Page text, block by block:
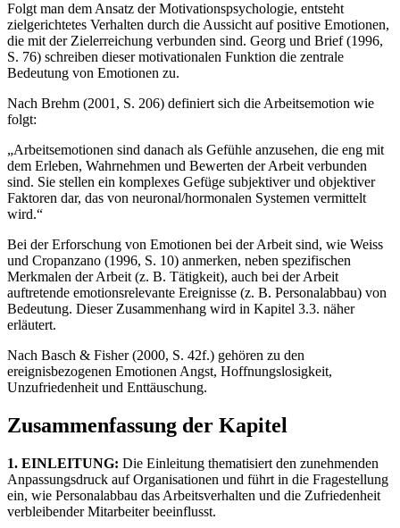
Folgt man dem Ansatz der Motivationspsychologie, entsteht
zielgerichtetes Verhalten durch die Aussicht auf positive Emotionen,
die mit der Zielerreichung verbunden sind. Georg und Brief (1996,
S. 76) schreiben dieser motivationalen Funktion die zentrale
Bedeutung von Emotionen zu.
Nach Brehm (2001, S. 206) definiert sich die Arbeitsemotion wie
folgt:
„Arbeitsemotionen sind danach als Gefühle anzusehen, die eng mit
dem Erleben, Wahrnehmen und Bewerten der Arbeit verbunden
sind. Sie stellen ein komplexes Gefüge subjektiver und objektiver
Faktoren dar, das von neuronal/hormonalen Systemen vermittelt
wird.“
Bei der Erforschung von Emotionen bei der Arbeit sind, wie Weiss
und Cropanzano (1996, S. 10) anmerken, neben spezifischen
Merkmalen der Arbeit (z. B. Tätigkeit), auch bei der Arbeit
auftretende emotionsrelevante Ereignisse (z. B. Personalabbau) von
Bedeutung. Dieser Zusammenhang wird in Kapitel 3.3. näher
erläutert.
Nach Basch & Fisher (2000, S. 42f.) gehören zu den
ereignisbezogenen Emotionen Angst, Hoffnungslosigkeit,
Unzufriedenheit und Enttäuschung.
Zusammenfassung der Kapitel
1. EINLEITUNG: Die Einleitung thematisiert den zunehmenden
Anpassungsdruck auf Organisationen und führt in die Fragestellung
ein, wie Personalabbau das Arbeitsverhalten und die Zufriedenheit
verbleibender Mitarbeiter beeinflusst.